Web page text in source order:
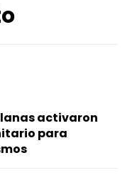
activaron
para